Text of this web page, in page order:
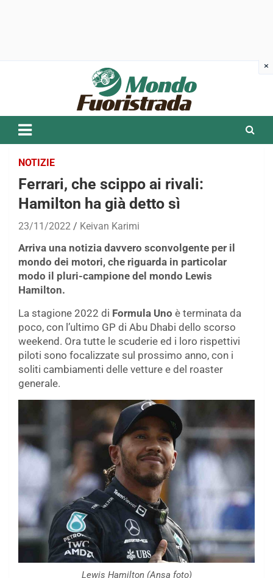
NOTIZIE
Ferrari, che scippo ai rivali:
Hamilton ha già detto sì
23/11/2022 Keivan Karimi
Arriva una notizia davvero sconvolgente per il
mondo dei motori, che riguarda in particolar
modo il pluri-campione del mondo Lewis
Hamilton.
La stagione 2022 di Formula Uno è terminata da
poco, con l’ultimo GP di Abu Dhabi dello scorso
weekend. Ora tutte le scuderie ed i loro rispettivi
piloti sono focalizzate sul prossimo anno, con i
soliti cambiamenti delle vetture e del roaster
generale.
Lewis Hamilton (Ansa foto)